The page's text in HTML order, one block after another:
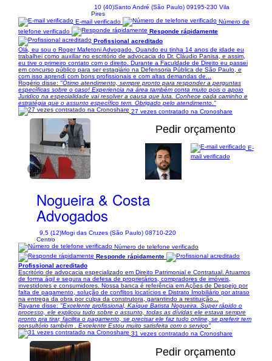
10 (40)Santo André (São Paulo) 09195-230 Vila
Pires
E-mail verificado
Número de
telefone verificado
Responde rápidamente
Profissional acreditado
Olá, eu sou o Roger Mafetoni Advogado. Quando eu tinha 14 anos de idade eu
trabalhei como auxiliar no escritório de advocacia do Dr. Cláudio Panisa, e assim,
eu tive o primeiro contato com o direito. Durante a Faculdade de Direito eu passei
em concurso público para ser estagiário na Defensoria Pública de São Paulo, e
com isso aprendi com bons profissionais e com altas demandas de...
Rogério disse: "Ótimo atendimento, sempre pronto para responder a perguntas
específicas sobre o caso! Experiencia na área também conta muito pois o apoio
Juridico na especialidade vai resolver a causa que luta. Conhece cada caminho e
estratégia que o assunto específico tem. Obrigado pelo atendimento."
27 vezes contratado na Cronoshare
1/6
Pedir orçamento
Nogueira & Costa
Advogados
9,5 (12)Mogi das Cruzes (São Paulo) 08710-220
Centro
E-
mail verificado
Número de telefone verificado
Responde rápidamente
Profissional acreditado
Escritório de advocacia especializado em Direito Patrimonial e Contratual. Atuamos
de forma ágil e segura na defesa de proprietários, compradores de imóveis,
investidores e consumidores. Nossa banca é referência em Ações de Despejo por
falta de pagamento, solução de conflitos locatícios e Distrato Imobiliário por atraso
na entrega da obra por culpa da construtora, garantindo a restituição...
Rayane disse: "Excelente profissional, Kaíque Batista Nogueira. Super rápido o
processo, ele explicou tudo sobre o assunto, todas as dívidas ele estava sempre
pronto pra tirar, facilita o pagamento, se precisar ele faz tudo online, se preferir tem
consultório também . Excelente Estou muito satisfeita com o serviço"
31 vezes contratado na Cronoshare
Pedir orçamento